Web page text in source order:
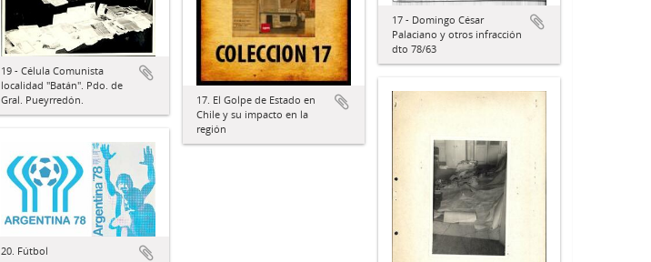
17 - Domingo César
Palaciano y otros infracción
dto 78/63
17. El Golpe de Estado en
Chile y su impacto en la
región
19 - Célula Comunista
localidad "Batán". Pdo. de
Gral. Pueyrredón.
20. Fútbol